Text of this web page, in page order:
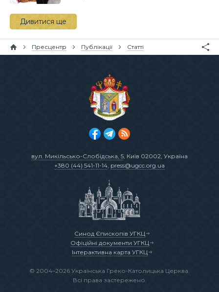
Дивитися ще
Пресцентр Публікації Статті
вул. Микільсько-Слобідська, 5, Київ 02002, Україна
+380 (44) 541-11-14, press@ugcc.org.ua
Синод Єпископів УГКЦ
Офіційні документи УГКЦ
Інтерактивна карта УГКЦ
© 2004–2026 Українська Греко-Католицька Церква.
Всі права застережено.